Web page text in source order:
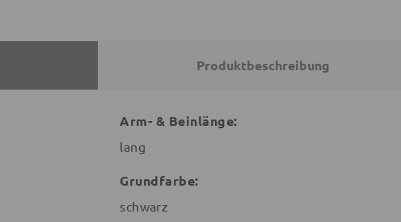
Produktbeschreibung
Arm- & Beinlänge:
lang
Grundfarbe:
schwarz